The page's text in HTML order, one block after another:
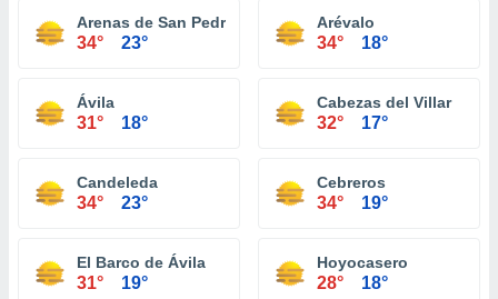
Arenas de San Pedro
34° 23°
Arévalo
34° 18°
Ávila
31° 18°
Cabezas del Villar
32° 17°
Candeleda
34° 23°
Cebreros
34° 19°
El Barco de Ávila
31° 19°
Hoyocasero
28° 18°